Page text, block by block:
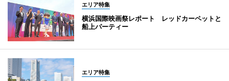
エリア特集
横浜国際映画祭レポート レッドカーペットと
船上パーティー
エリア特集